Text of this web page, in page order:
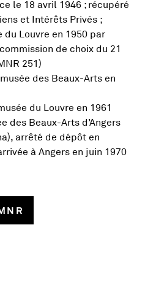
le 18 avril 1946 ; récupéré
et Intérêts Privés ;
Louvre en 1950 par
de choix du 21
251)
des Beaux-Arts en
du Louvre en 1961
des Beaux-Arts d’Angers
arrêté de dépôt en
à Angers en juin 1970